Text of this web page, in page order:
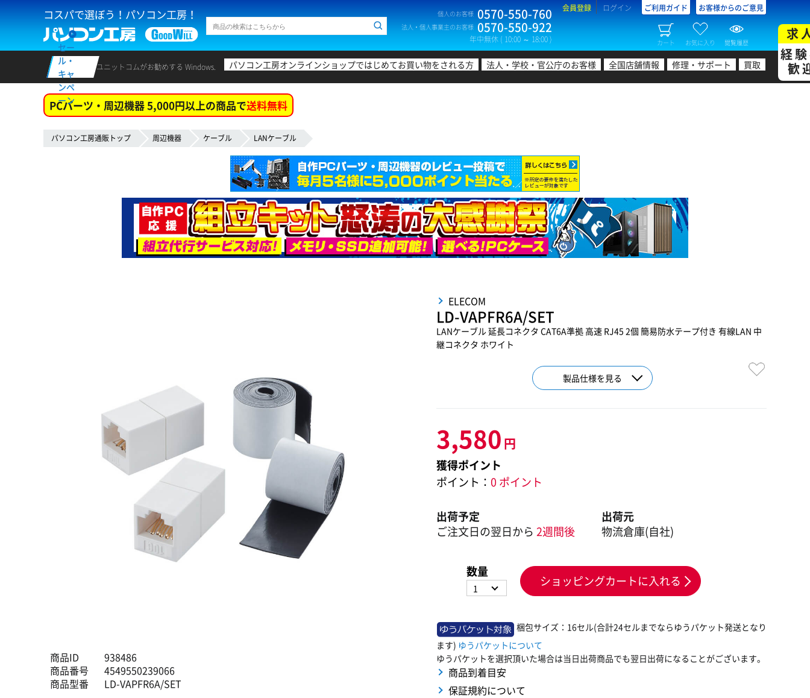
コスパで選ぼう！パソコン工房！ 個人のお客様 0570-550-760
法人・個人事業主のお客様 0570-550-922
年中無休 ( 10:00 ～ 18:00 )
会員登録 ログイン ご利用ガイド お客様からのご意見
カート お気に入り 閲覧履歴
セー
ル・
キャ
ンペ
ーン
ユニットコムがお勧めする Windows. パソコン工房オンラインショップではじめてお買い物をされる方 法人・学校・官公庁のお客様 全国店舗情報 修理・サポート 買取
求
経
歓
PCパーツ・周辺機器 5,000円以上の商品で送料無料
パソコン工房通販トップ 周辺機器 ケーブル LANケーブル
商品ID
938486
商品番号
4549550239066
商品型番
LD-VAPFR6A/SET
ELECOM
LD-VAPFR6A/SET
LANケーブル 延長コネクタ CAT6A準拠 高速 RJ45 2個 簡易防水テープ付き 有線LAN 中
継コネクタ ホワイト
製品仕様を見る
3,580 円
獲得ポイント
ポイント： 0 ポイント
出荷予定
ご注文日の翌日から 2週間後
出荷元
物流倉庫(自社)
数量
1 ショッピングカートに入れる
梱包サイズ：16セル(合計24セルまでならゆうパケット発送となり
ます) ゆうパケットについて
ゆうパケットを選択頂いた場合は当日出荷商品でも翌日出荷になることがございます。
商品到着目安
保証規約について